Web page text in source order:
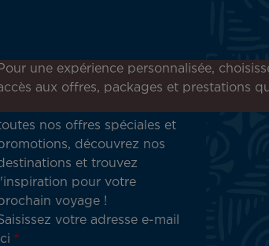
Inscrivez-vous à notre
!
nos offres spéciales et
découvrez nos
et trouvez
l'inspiration pour votre
voyage !
votre adresse e-mail
Pour une expérience personnalisée,
aux offres, packages et prestations